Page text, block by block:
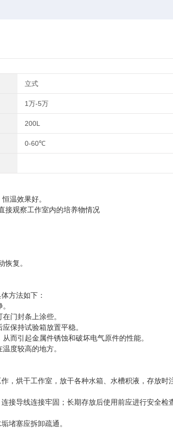
立式
1万-5万
200L
0-60℃
温效果好。
接观察工作室内的培养物情况
复。
方法如下：
门封条上涂些。
保持试验箱放置平稳。
而引起金属件锈蚀和破坏电气原件的性能。
度较高的地方。
，烘干工作室，放干各种水箱、水槽积液，存放时
接导线连接牢固；长期存放后使用前应进行安全检
堵塞应拆卸疏通。